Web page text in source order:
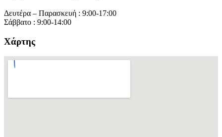
Δευτέρα – Παρασκευή : 9:00-17:00
Σάββατο : 9:00-14:00
Χάρτης